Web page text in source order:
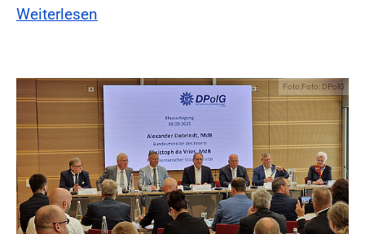
Weiterlesen
Foto:Foto: DPolG